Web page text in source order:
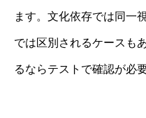
ます。文化依存では同一
では区別されるケースも
るならテストで確認が必